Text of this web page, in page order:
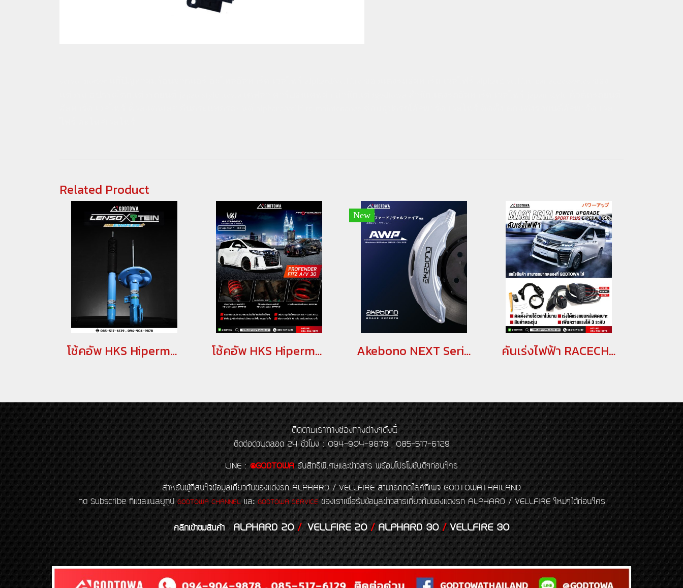
Related Product
โช้คอัพ HKS Hipermax G อัพเกรดช่วงล่าง LEXUS LM 300 / 350 ชุดอัพเกรดช่วงล่าง LEXUS LM(copy)(copy)(copy) โช้คอัพ HKS Hipermax G อัพเกรดช่วงล่าง LEXUS LM 300 / 350 ชุดอัพเกรดช่วงล่าง LEXUS LM(copy)(copy)
New
Akebono NEXT Series(copy) คันเร่งไฟฟ้า RACECHIP XLR สำหรับ กล่องเพิ่มสมรรถนะสำหรับรถยนต์โตโยต้าอัลพาร์ด เวลไฟร์ คันเร่งเรดชิพ ตัวเร่ง คันเร่งไฟฟ้าอัลพาร์ด เวลไฟร์ ตัวเร่งอัลพาร์ด เวลไฟร์(copy)
ติดตามเราทางช่องทางต่างๆดังนี้
ติดต่อด่วนตลอด 24 ชั่วโมง : 094-904-9878 , 085-517-6129
LINE : @GODTOWA รับสิทธิพิเศษและข่าวสาร พร้อมโปรโมชั่นดีๆก่อนใคร
สำหรับผู้ที่สนใจข้อมูลเกี่ยวกับของแต่งรถ ALPHARD / VELLFIRE สามารถกดไลค์ที่เพจ GODTOWATHAILAND
กด Subscribe ที่แชลแนลยูทูปGODTOWA CHANNELและGODTOWA SERVICEของเราเพื่อรับข้อมูลข่าวสารเกี่ยวกับของแต่งรถ ALPHARD / VELLFIRE ใหม่ๆได้ก่อนใคร
คลิกเข้าชมสินค้า ALPHARD 20/VELLFIRE 20/ ALPHARD 30/VELLFIRE 30